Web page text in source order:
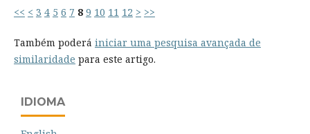
<< < 3 4 5 6 7 8 9 10 11 12 > >>
Também poderá iniciar uma pesquisa avançada de
similaridade para este artigo.
IDIOMA